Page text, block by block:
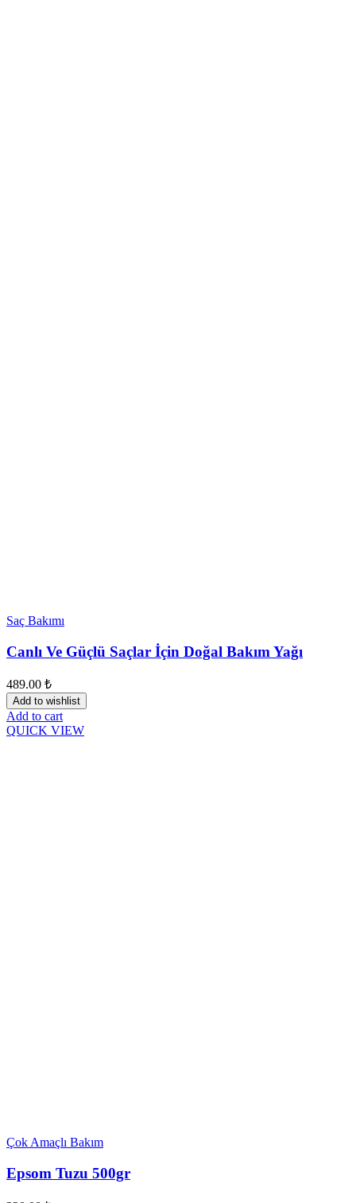
Saç Bakımı
Canlı Ve Güçlü Saçlar İçin Doğal Bakım Yağı
489.00 ₺
Add to wishlist
Add to cart
QUICK VIEW
Çok Amaçlı Bakım
Epsom Tuzu 500gr